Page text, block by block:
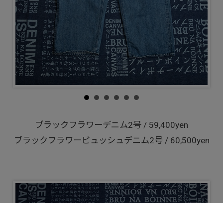
ブラックフラワーデニム2号 / 59,400yen
ブラックフラワービュッシュデニム2号 / 60,500yen